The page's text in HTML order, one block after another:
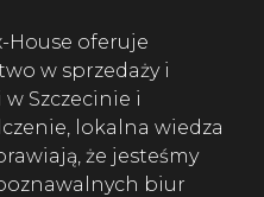
House oferuje
w sprzedaży i
Szczecinie i
lokalna wiedza
że jesteśmy
biur